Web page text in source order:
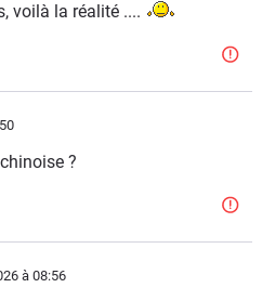
voilà la réalité ....
?
à 08:56